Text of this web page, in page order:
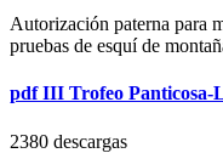
Autorización paterna para
pruebas de esquí de
pdf III Trofeo Panticosa-
2380 descargas